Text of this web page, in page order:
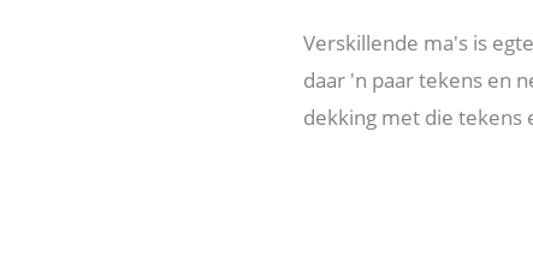
Verskillende ma's is
daar 'n paar tekens en
dekking met die tekens